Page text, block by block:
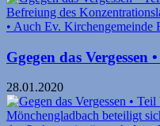
Ggegen das
28.01.2020